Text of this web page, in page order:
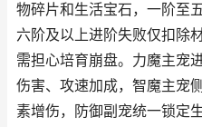
物碎片和生活宝石，一阶至
六阶及以上进阶失败仅扣除
需担心培育崩盘。力魔主宠
伤害、攻速加成，智魔主宠
素增伤，防御副宠统一锁定